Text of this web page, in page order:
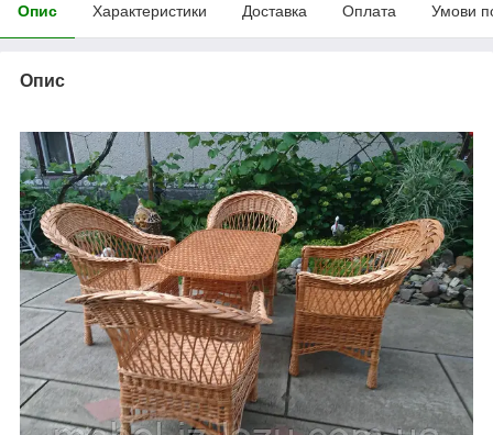
Опис Характеристики Доставка Оплата Умови
Опис